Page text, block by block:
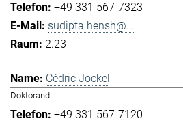
+49 331 567-7323
sudipta.hensh@...
2.23
Cédric Jockel
Doktorand
+49 331 567-7120